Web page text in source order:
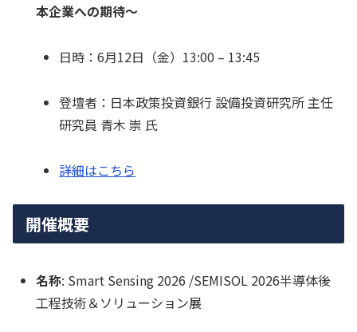
本企業への期待〜
日時：6月12日（金）13:00 – 13:45
登壇者：日本政策投資銀行 設備投資研究所 主任
研究員 青木 崇 氏
詳細はこちら
開催概要
名称: Smart Sensing 2026 /SEMISOL 2026半導体後
工程技術＆ソリューション展